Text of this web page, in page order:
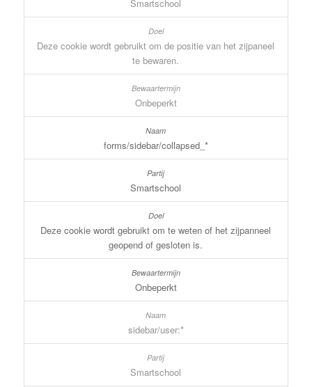
Smartschool
Deze cookie wordt gebruikt om de positie van het zijpaneel
te bewaren.
Onbeperkt
forms/sidebar/collapsed_*
Smartschool
Deze cookie wordt gebruikt om te weten of het zijpanneel
geopend of gesloten is.
Onbeperkt
sidebar/user:*
Smartschool